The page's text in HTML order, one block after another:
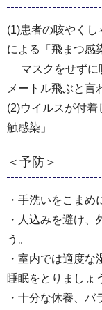
(1)患者の咳やくし
による「飛まつ感
マスクをせずに
メートル飛ぶと言
(2)ウイルスが付
触感染」
＜予防＞
・手洗いをこまめ
・人込みを避け、
う。
・室内では適度
睡眠をとりましょ
・十分な休養、